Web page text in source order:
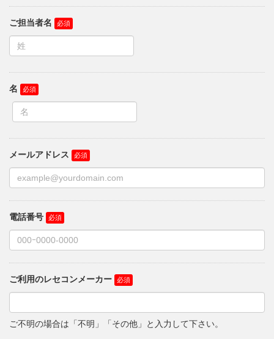
ご担当者名
名
メールアドレス
電話番号
ご利用のレセコンメーカー
ご不明の場合は「不明」「その他」と入力して下さい。